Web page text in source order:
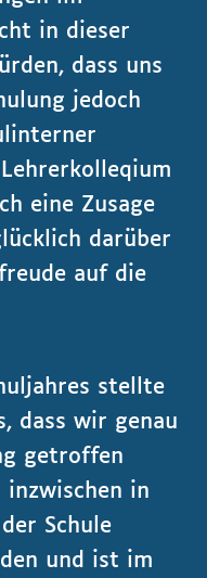
in dieser
dass uns
jedoch
eine Zusage
darüber
auf die
stellte
dass wir genau
getroffen
inzwischen in
Schule
und ist im